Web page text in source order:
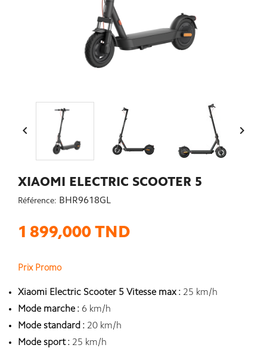
 
XIAOMI ELECTRIC SCOOTER 5
Référence: BHR9618GL
1 899,000 TND
Prix Promo
Xiaomi Electric Scooter 5 Vitesse max : 25 km/h
Mode marche : 6 km/h
Mode standard : 20 km/h
Mode sport : 25 km/h